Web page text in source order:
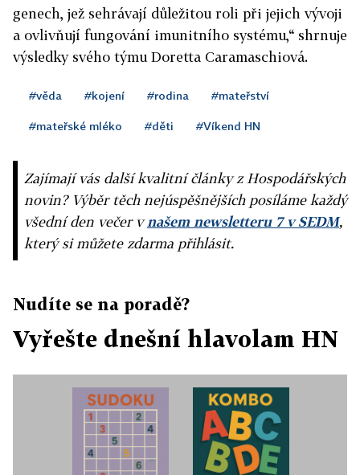
genech, jež sehrávají důležitou roli při jejich vývoji
a ovlivňují fungování imunitního systému,“ shrnuje
výsledky svého týmu Doretta Caramaschiová.
#věda #kojení #rodina #mateřství
#mateřské mléko #děti #Víkend HN
Zajímají vás další kvalitní články z Hospodářských
novin? Výběr těch nejúspěšnějších posíláme každý
všední den večer vnašem newsletteru 7 v SEDM,
který si můžete zdarma přihlásit.
Nudíte se na poradě?
Vyřešte dnešní hlavolam HN